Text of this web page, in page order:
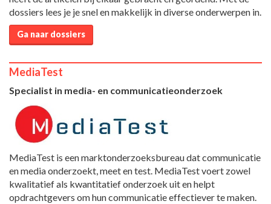
dossiers lees je je snel en makkelijk in diverse onderwerpen in.
Ga naar dossiers
MediaTest
Specialist in media- en communicatieonderzoek
MediaTest is een marktonderzoeksbureau dat communicatie
en media onderzoekt, meet en test. MediaTest voert zowel
kwalitatief als kwantitatief onderzoek uit en helpt
opdrachtgevers om hun communicatie effectiever te maken.